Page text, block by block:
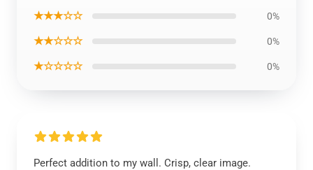
★★★☆☆ 0%
★★☆☆☆ 0%
★☆☆☆☆ 0%
Perfect addition to my wall. Crisp, clear image.